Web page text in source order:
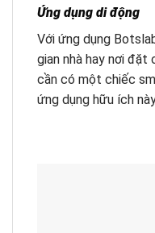
Ứng dụng di động
Với ứng dụng
gian nhà hay nơi đặt
cần có một chiếc
ứng dụng hữu ích